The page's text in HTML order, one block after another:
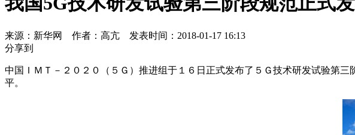
来源：新华网 作者：高亢
发表时间：2018-01-17 16:13
分享到
中国ＩＭＴ－２０２０（５Ｇ）推进组于１６日正式发布了５Ｇ技术研发试验第
平。